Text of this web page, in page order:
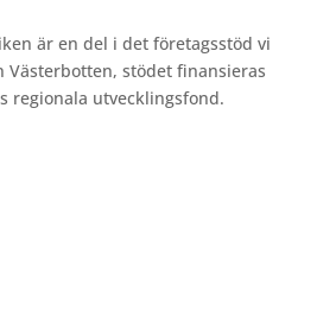
är en del i det företagsstöd vi
Västerbotten, stödet finansieras
regionala utvecklingsfond.